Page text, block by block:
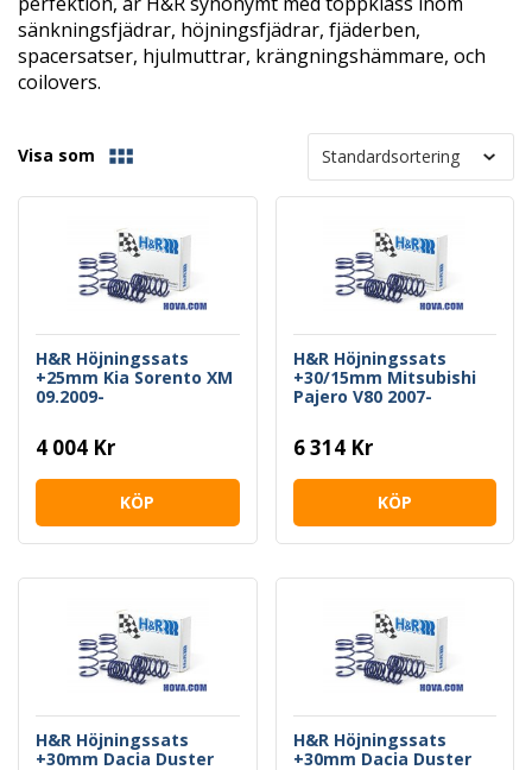
sänkningsfjädrar, höjningsfjädrar, fjäderben,
spacersatser, hjulmuttrar, krängningshämmare, och
coilovers.
Visa som
H&R Höjningssats
+25mm Kia Sorento XM
09.2009-
4 004 Kr
KÖP
H&R Höjningssats
+30/15mm Mitsubishi
Pajero V80 2007-
6 314 Kr
KÖP
H&R Höjningssats
+30mm Dacia Duster
H&R Höjningssats
+30mm Dacia Duster